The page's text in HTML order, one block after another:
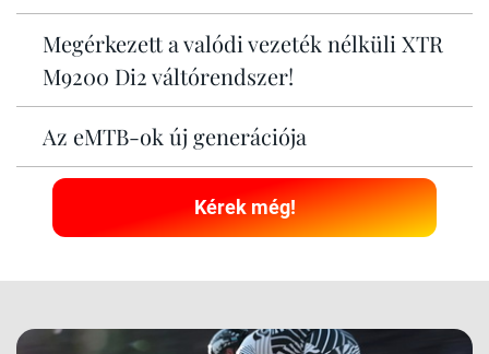
Megérkezett a valódi vezeték nélküli XTR
M9200 Di2 váltórendszer!
Az eMTB-ok új generációja
Kérek még!